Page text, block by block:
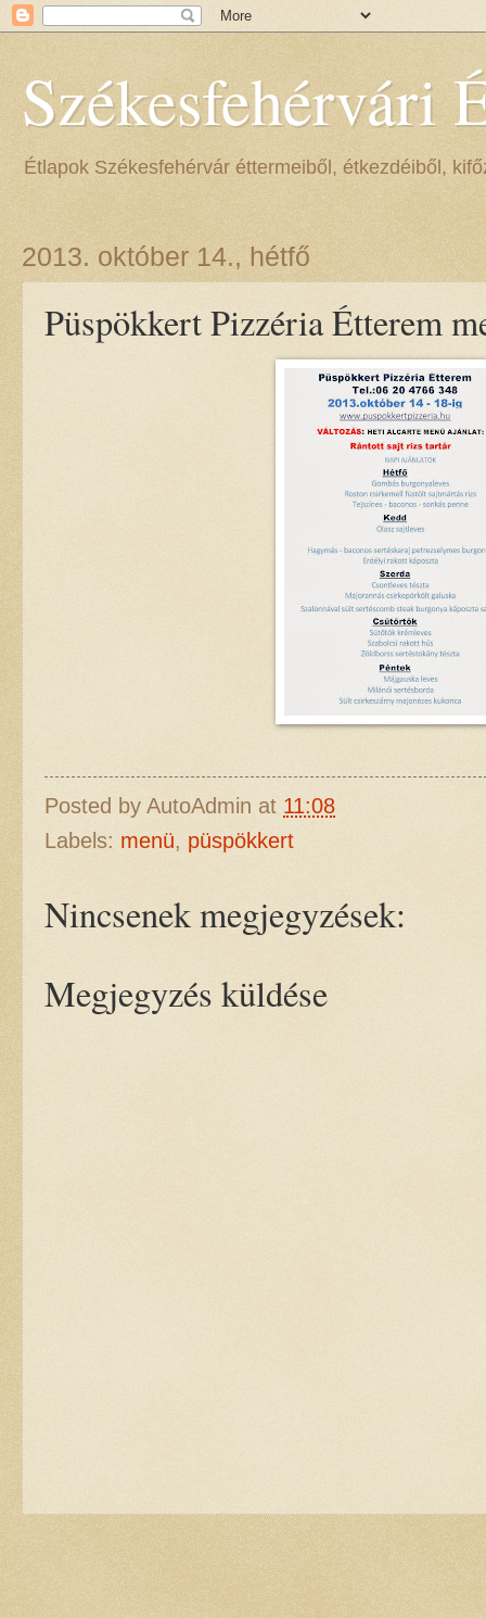
Székesfehérvári
Étlapok Székesfehérvár éttermeiből, étkezdéiből,
2013. október 14., hétfő
Püspökkert Pizzéria Étterem
Posted by AutoAdmin at 11:08
Labels: menü, püspökkert
Nincsenek megjegyzések:
Megjegyzés küldése